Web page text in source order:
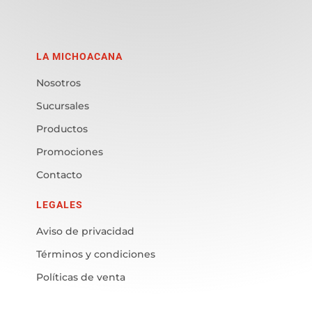
LA MICHOACANA
Nosotros
Sucursales
Productos
Promociones
Contacto
LEGALES
Aviso de privacidad
Términos y condiciones
Políticas de venta